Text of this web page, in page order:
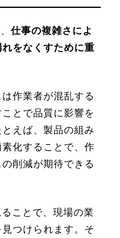
仕事の複雑さによ
をなくすために重
作業者が混乱する
とで品質に影響を
えば、製品の組み
化することで、作
削減が期待できる
ことで、現場の業
つけられます。そ